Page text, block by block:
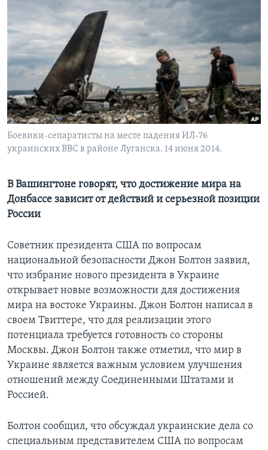
Learning English
СОЦИАЛЬНЫЕ СЕТИ
Языки
Боевики-сепаратисты на месте падения ИЛ-76
украинских ВВС в районе Луганска. 14 июня 2014.
В Вашингтоне говорят, что достижение мира на
Донбассе зависит от действий и серьезной позиции
России
Советник президента США по вопросам
национальной безопасности Джон Болтон заявил,
что избрание нового президента в Украине
открывает новые возможности для достижения
мира на востоке Украины. Джон Болтон написал в
своем Твиттере, что для реализации этого
потенциала требуется готовность со стороны
Москвы. Джон Болтон также отметил, что мир в
Украине является важным условием улучшения
отношений между Соединенными Штатами и
Россией.
Болтон сообщил, что обсуждал украинские дела со
специальным представителем США по вопросам